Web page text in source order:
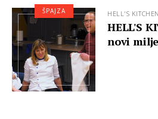
HELL'S
HELL'S
novi
ŠPAJZA